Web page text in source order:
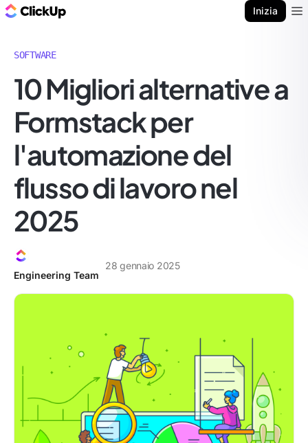
Inizia
SOFTWARE
10 Migliori alternative a
Formstack per
l'automazione del
flusso di lavoro nel
2025
Engineering Team
28 gennaio 2025